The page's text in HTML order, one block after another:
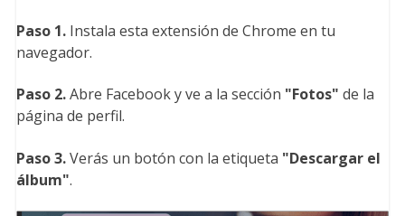
Paso 1.Instala esta extensión de Chrome en tu
navegador.
Paso 2.Abre Facebook y ve a la sección "Fotos" de la
página de perfil.
Paso 3.Verás un botón con la etiqueta "Descargar el
álbum".